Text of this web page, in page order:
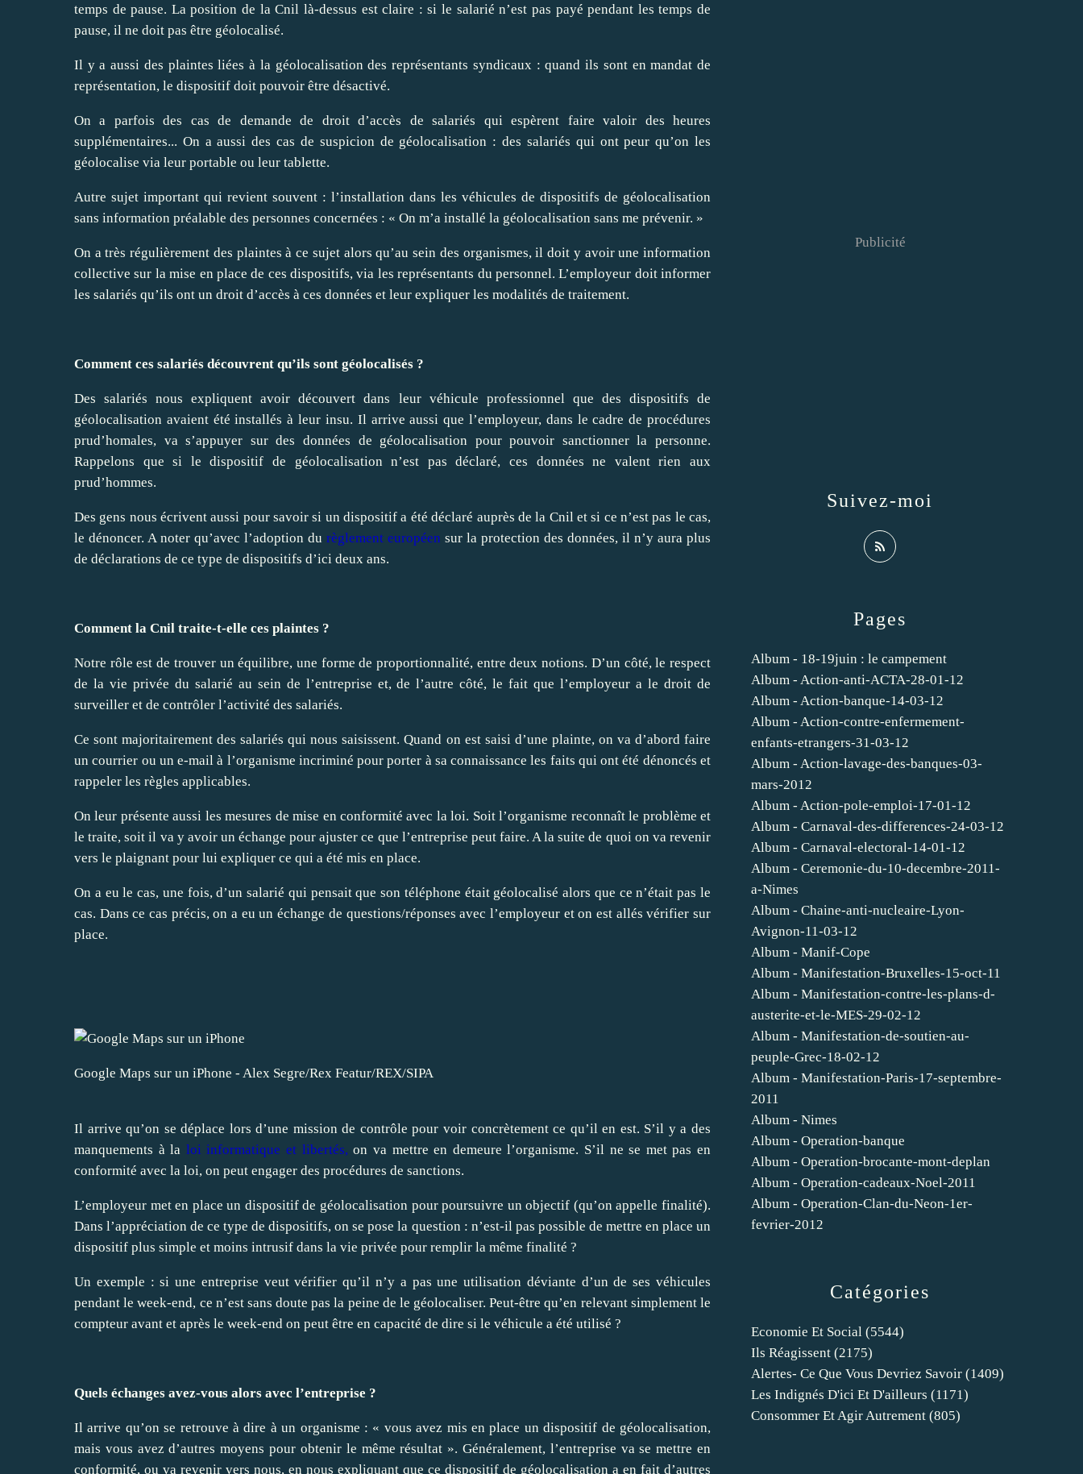
temps de pause. La position de la Cnil là-dessus est claire : si le salarié n’est pas payé pendant les temps de
pause, il ne doit pas être géolocalisé.
Il y a aussi des plaintes liées à la géolocalisation des représentants syndicaux : quand ils sont en mandat de
représentation, le dispositif doit pouvoir être désactivé.
On a parfois des cas de demande de droit d’accès de salariés qui espèrent faire valoir des heures
supplémentaires... On a aussi des cas de suspicion de géolocalisation : des salariés qui ont peur qu’on les
géolocalise via leur portable ou leur tablette.
Autre sujet important qui revient souvent : l’installation dans les véhicules de dispositifs de géolocalisation
sans information préalable des personnes concernées : « On m’a installé la géolocalisation sans me prévenir. »
On a très régulièrement des plaintes à ce sujet alors qu’au sein des organismes, il doit y avoir une information
collective sur la mise en place de ces dispositifs, via les représentants du personnel. L’employeur doit informer
les salariés qu’ils ont un droit d’accès à ces données et leur expliquer les modalités de traitement.
Comment ces salariés découvrent qu’ils sont géolocalisés ?
Des salariés nous expliquent avoir découvert dans leur véhicule professionnel que des dispositifs de
géolocalisation avaient été installés à leur insu. Il arrive aussi que l’employeur, dans le cadre de procédures
prud’homales, va s’appuyer sur des données de géolocalisation pour pouvoir sanctionner la personne.
Rappelons que si le dispositif de géolocalisation n’est pas déclaré, ces données ne valent rien aux
prud’hommes.
Des gens nous écrivent aussi pour savoir si un dispositif a été déclaré auprès de la Cnil et si ce n’est pas le cas,
le dénoncer. A noter qu’avec l’adoption du règlement européen sur la protection des données, il n’y aura plus
de déclarations de ce type de dispositifs d’ici deux ans.
Comment la Cnil traite-t-elle ces plaintes ?
Notre rôle est de trouver un équilibre, une forme de proportionnalité, entre deux notions. D’un côté, le respect
de la vie privée du salarié au sein de l’entreprise et, de l’autre côté, le fait que l’employeur a le droit de
surveiller et de contrôler l’activité des salariés.
Ce sont majoritairement des salariés qui nous saisissent. Quand on est saisi d’une plainte, on va d’abord faire
un courrier ou un e-mail à l’organisme incriminé pour porter à sa connaissance les faits qui ont été dénoncés et
rappeler les règles applicables.
On leur présente aussi les mesures de mise en conformité avec la loi. Soit l’organisme reconnaît le problème et
le traite, soit il va y avoir un échange pour ajuster ce que l’entreprise peut faire. A la suite de quoi on va revenir
vers le plaignant pour lui expliquer ce qui a été mis en place.
On a eu le cas, une fois, d’un salarié qui pensait que son téléphone était géolocalisé alors que ce n’était pas le
cas. Dans ce cas précis, on a eu un échange de questions/réponses avec l’employeur et on est allés vérifier sur
place.
Google Maps sur un iPhone - Alex Segre/Rex Featur/REX/SIPA
Il arrive qu’on se déplace lors d’une mission de contrôle pour voir concrètement ce qu’il en est. S’il y a des
manquements à la loi informatique et libertés,on va mettre en demeure l’organisme. S’il ne se met pas en
conformité avec la loi, on peut engager des procédures de sanctions.
L’employeur met en place un dispositif de géolocalisation pour poursuivre un objectif (qu’on appelle finalité).
Dans l’appréciation de ce type de dispositifs, on se pose la question : n’est-il pas possible de mettre en place un
dispositif plus simple et moins intrusif dans la vie privée pour remplir la même finalité ?
Un exemple : si une entreprise veut vérifier qu’il n’y a pas une utilisation déviante d’un de ses véhicules
pendant le week-end, ce n’est sans doute pas la peine de le géolocaliser. Peut-être qu’en relevant simplement le
compteur avant et après le week-end on peut être en capacité de dire si le véhicule a été utilisé ?
Quels échanges avez-vous alors avec l’entreprise ?
Il arrive qu’on se retrouve à dire à un organisme : « vous avez mis en place un dispositif de géolocalisation,
mais vous avez d’autres moyens pour obtenir le même résultat ». Généralement, l’entreprise va se mettre en
conformité, ou va revenir vers nous, en nous expliquant que ce dispositif de géolocalisation a en fait d’autres
Catégories
Economie Et Social (5544)
Ils Réagissent (2175)
Alertes- Ce Que Vous Devriez Savoir (1409)
Les Indignés D'ici Et D'ailleurs (1171)
Consommer Et Agir Autrement (805)
Pages
Album - 18-19juin : le campement
Album - Action-anti-ACTA-28-01-12
Album - Action-banque-14-03-12
Album - Action-contre-enfermement-
enfants-etrangers-31-03-12
Album - Action-lavage-des-banques-03-
mars-2012
Album - Action-pole-emploi-17-01-12
Album - Carnaval-des-differences-24-03-12
Album - Carnaval-electoral-14-01-12
Album - Ceremonie-du-10-decembre-2011-
a-Nimes
Album - Chaine-anti-nucleaire-Lyon-
Avignon-11-03-12
Album - Manif-Cope
Album - Manifestation-Bruxelles-15-oct-11
Album - Manifestation-contre-les-plans-d-
austerite-et-le-MES-29-02-12
Album - Manifestation-de-soutien-au-
peuple-Grec-18-02-12
Album - Manifestation-Paris-17-septembre-
2011
Album - Nimes
Album - Operation-banque
Album - Operation-brocante-mont-deplan
Album - Operation-cadeaux-Noel-2011
Album - Operation-Clan-du-Neon-1er-
fevrier-2012
Suivez-moi
Publicité